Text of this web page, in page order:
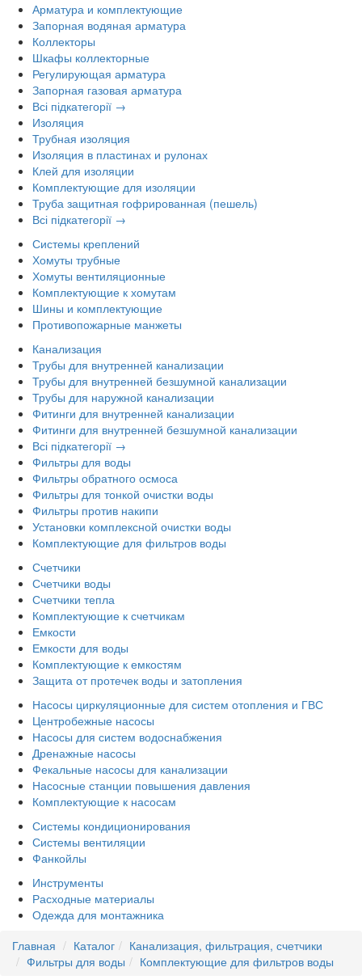
Арматура и комплектующие
Запорная водяная арматура
Коллекторы
Шкафы коллекторные
Регулирующая арматура
Запорная газовая арматура
Всі підкатегорії →
Изоляция
Трубная изоляция
Изоляция в пластинах и рулонах
Клей для изоляции
Комплектующие для изоляции
Труба защитная гофрированная (пешель)
Всі підкатегорії →
Системы креплений
Хомуты трубные
Хомуты вентиляционные
Комплектующие к хомутам
Шины и комплектующие
Противопожарные манжеты
Канализация
Трубы для внутренней канализации
Трубы для внутренней безшумной канализации
Трубы для наружной канализации
Фитинги для внутренней канализации
Фитинги для внутренней безшумной канализации
Всі підкатегорії →
Фильтры для воды
Фильтры обратного осмоса
Фильтры для тонкой очистки воды
Фильтры против накипи
Установки комплексной очистки воды
Комплектующие для фильтров воды
Счетчики
Счетчики воды
Счетчики тепла
Комплектующие к счетчикам
Емкости
Емкости для воды
Комплектующие к емкостям
Защита от протечек воды и затопления
Насосы циркуляционные для систем отопления и ГВС
Центробежные насосы
Насосы для систем водоснабжения
Дренажные насосы
Фекальные насосы для канализации
Насосные станции повышения давления
Комплектующие к насосам
Системы кондиционирования
Системы вентиляции
Фанкойлы
Инструменты
Расходные материалы
Одежда для монтажника
Главная
Каталог
Канализация, фильтрация, счетчики
Фильтры для воды
Комплектующие для фильтров воды